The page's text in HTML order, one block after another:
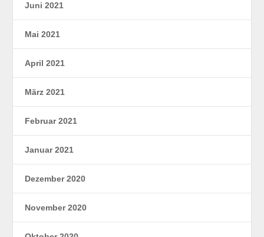
Juni 2021
Mai 2021
April 2021
März 2021
Februar 2021
Januar 2021
Dezember 2020
November 2020